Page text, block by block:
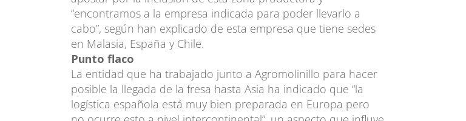
“encontramos a la empresa indicada para poder llevarlo a
cabo”, según han explicado de esta empresa que tiene sedes
en Malasia, España y Chile.
Punto flaco
La entidad que ha trabajado junto a Agromolinillo para hacer
posible la llegada de la fresa hasta Asia ha indicado que “la
logística española está muy bien preparada en Europa pero